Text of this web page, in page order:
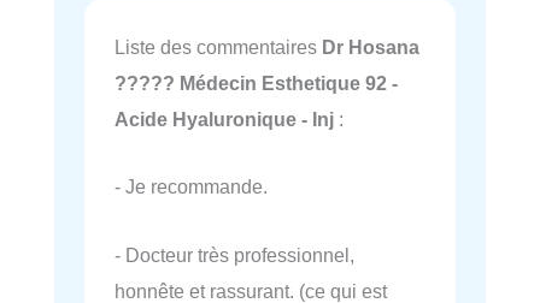
Liste des commentaires Dr Hosana
????? Médecin Esthetique 92 -
Acide Hyaluronique - Inj :
- Je recommande.
- Docteur très professionnel,
honnête et rassurant. (ce qui est